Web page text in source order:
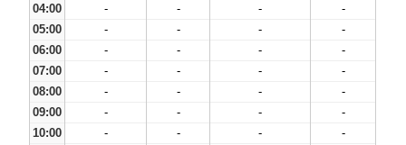
04:00
- - -
-
05:00
- - -
-
06:00
- - -
-
07:00
- - -
-
08:00
- - -
-
09:00
- - -
-
10:00
- - -
-